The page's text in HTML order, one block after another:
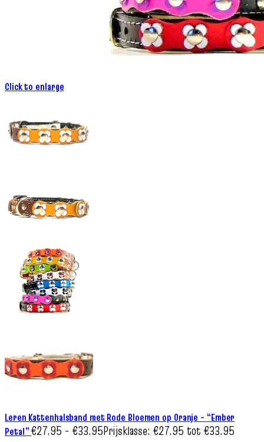
Click to enlarge
Leren Kattenhalsband met Rode Bloemen op Oranje – “Ember
Petal”€27.95 - €33.95Prijsklasse: €27.95 tot €33.95